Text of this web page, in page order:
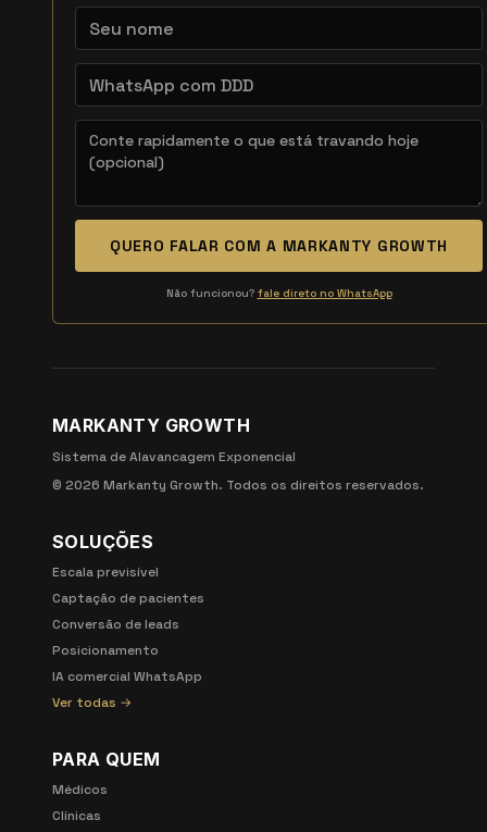
QUERO FALAR COM A MARKANTY GROWTH
Não funcionou? fale direto no WhatsApp
MARKANTY GROWTH
Sistema de Alavancagem Exponencial
© 2026 Markanty Growth. Todos os direitos reservados.
SOLUÇÕES
Escala previsível
Captação de pacientes
Conversão de leads
Posicionamento
IA comercial WhatsApp
Ver todas →
PARA QUEM
Médicos
Clínicas